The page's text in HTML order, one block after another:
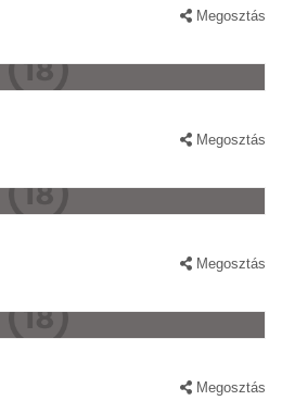
Megosztás
Megosztás
Megosztás
Megosztás